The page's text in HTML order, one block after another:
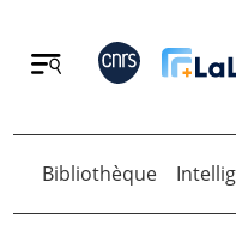
Retour
Retour
Bibliothèque